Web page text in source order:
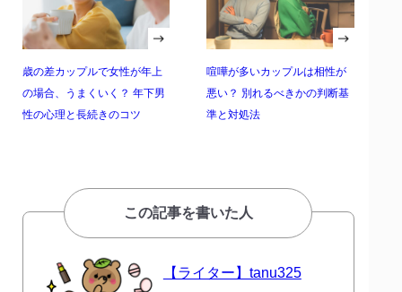
歳の差カップルで女性が年上
の場合、うまくいく？ 年下男
性の心理と長続きのコツ
喧嘩が多いカップルは相性が
悪い？ 別れるべきかの判断基
準と対処法
この記事を書いた人
【ライター】tanu325